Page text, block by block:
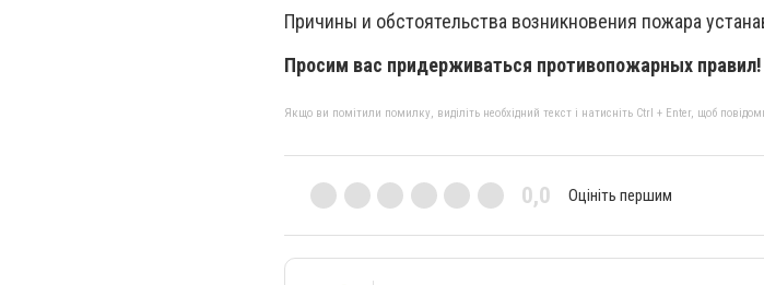
Причины и обстоятельства возникновения пожара
Просим вас придерживаться противопожарных правил!
Якщо ви помітили помилку, виділіть необхідний текст і натисніть Ctrl + Enter, щоб
0,0 Оцініть першим